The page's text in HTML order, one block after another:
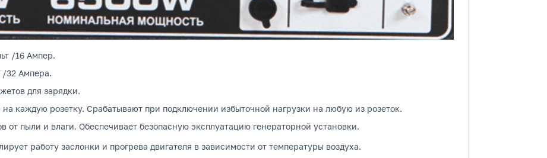
/16 Ампер.
/32 Ампера.
для зарядки.
каждую розетку. Срабатывают при подключении избыточной нагрузки на любую из розеток.
от пыли и влаги. Обеспечивает безопасную эксплуатацию генераторной установки.
работу заслонки и прогрева двигателя в зависимости от температуры воздуха.